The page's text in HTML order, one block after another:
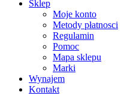
Sklep
Moje konto
Metody płatnosci
Regulamin
Pomoc
Mapa sklepu
Marki
Wynajem
Kontakt